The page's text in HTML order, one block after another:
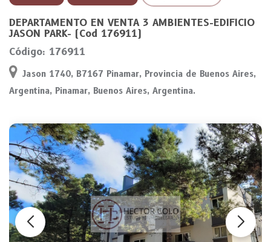
DEPARTAMENTO EN VENTA 3 AMBIENTES-EDIFICIO
JASON PARK- (Cod 176911)
Código: 176911
Jason 1740, B7167 Pinamar, Provincia de Buenos Aires,
Argentina, Pinamar, Buenos Aires, Argentina.